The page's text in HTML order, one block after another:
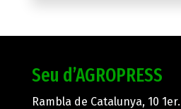
Seu d’AGROPRESS
Rambla de Catalunya, 10 1er.